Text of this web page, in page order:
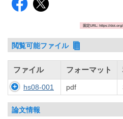
固定URL: https://
閲覧可能ファイル
ファイル フォーマット
hs08-001 pdf
論文情報